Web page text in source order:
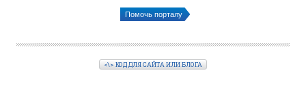
Помочь порталу
<\> КОД ДЛЯ САЙТА ИЛИ БЛОГА